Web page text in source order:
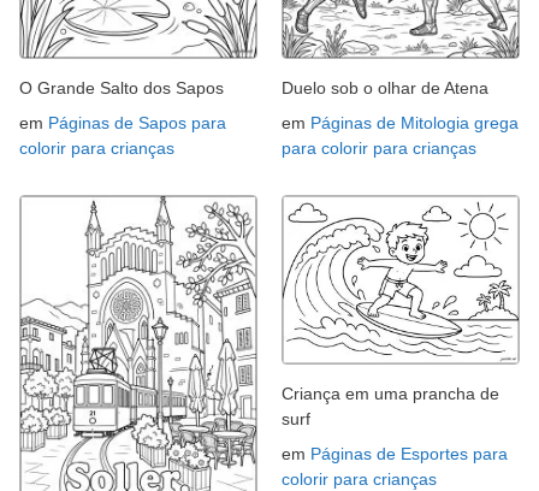
O Grande Salto dos Sapos
em Páginas de Sapos para
colorir para crianças
Duelo sob o olhar de Atena
em Páginas de Mitologia grega
para colorir para crianças
Criança em uma prancha de
surf
em Páginas de Esportes para
colorir para crianças